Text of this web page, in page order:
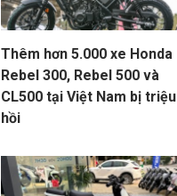
Thêm hơn 5.000 xe Honda
Rebel 300, Rebel 500 và
CL500 tại Việt Nam bị triệu
hồi